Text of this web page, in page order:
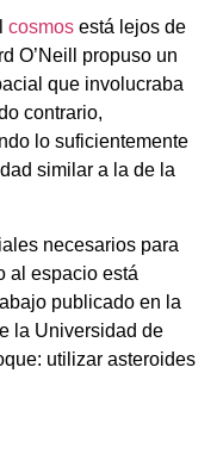
cosmos está lejos de
O’Neill propuso un
que involucraba
contrario,
lo suficientemente
similar a la de la
necesarios para
al espacio está
publicado en la
la Universidad de
utilizar asteroides